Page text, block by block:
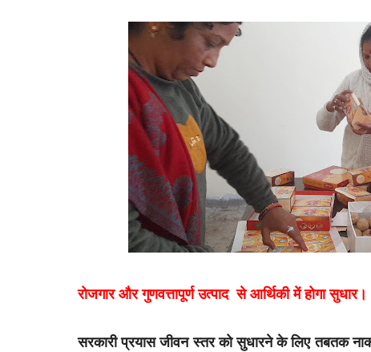
रोजगार और गुणवत्तापूर्ण उत्पाद से आर्थिकी में होगा सुधार।
सरकारी प्रयास जीवन स्तर को सुधारने के लिए तबतक